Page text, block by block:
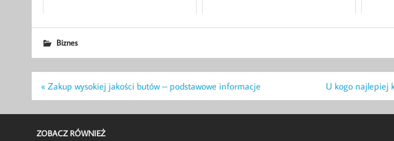
Biznes
Nawigacja
« Zakup wysokiej jakości butów – podstawowe informacje U kogo najlepiej
ZOBACZ RÓWNIEŻ